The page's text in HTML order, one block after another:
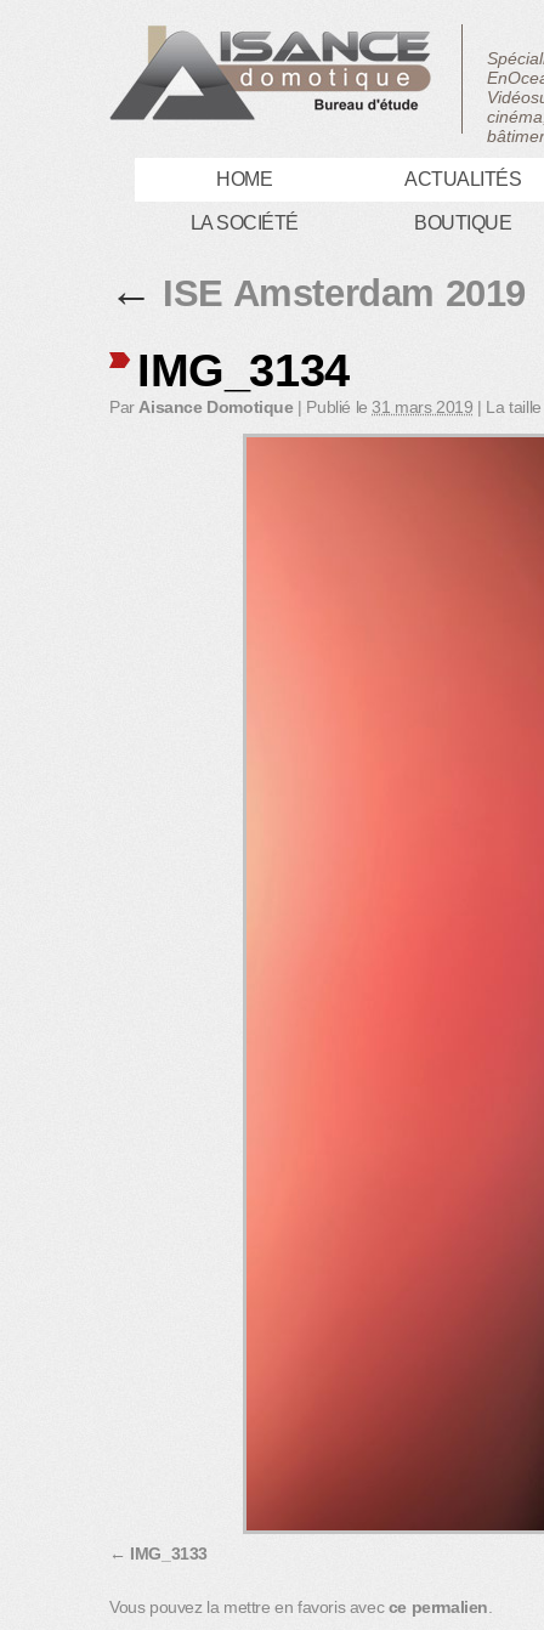
HOME ACTUALITÉS
LA SOCIÉTÉ BOUTIQUE
← ISE Amsterdam 2019
IMG_3134
Par Aisance Domotique | Publié le 31 mars 2019 | La
IMG_3133
Vous pouvez la mettre en favoris avecce permalien